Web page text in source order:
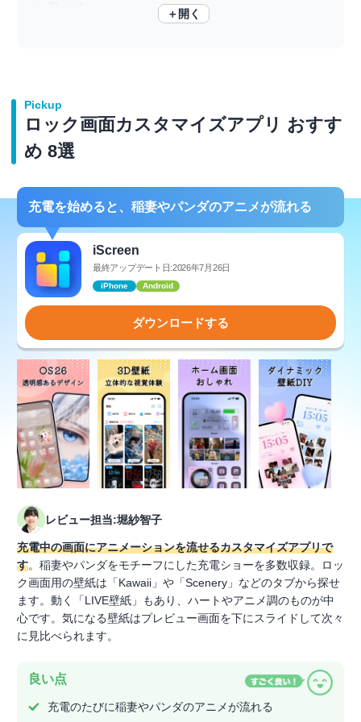
＋開く
Pickup
ロック画面カスタマイズアプリ おすす
め 8選
充電を始めると、稲妻やパンダのアニメが流れる
iScreen
最終アップデート日:2026年7月26日
iPhone Android
ダウンロードする
レビュー担当:堀紗智子
充電中の画面にアニメーションを流せるカスタマイズアプリで
す。稲妻やパンダをモチーフにした充電ショーを多数収録。ロッ
ク画面用の壁紙は「Kawaii」や「Scenery」などのタブから探せ
ます。動く「LIVE壁紙」もあり、ハートやアニメ調のものが中
心です。気になる壁紙はプレビュー画面を下にスライドして次々
に見比べられます。
良い点
充電のたびに稲妻やパンダのアニメが流れる